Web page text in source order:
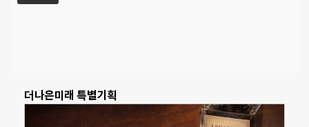
더나은미래 특별기획